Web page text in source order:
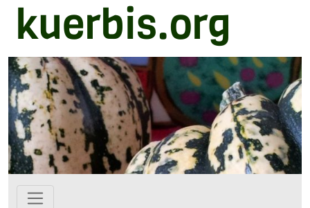
Zum Hauptinhalt springen
kuerbis.org